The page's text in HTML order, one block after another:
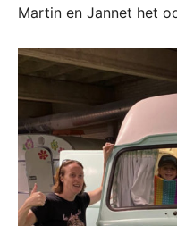
Martin en Jannet het